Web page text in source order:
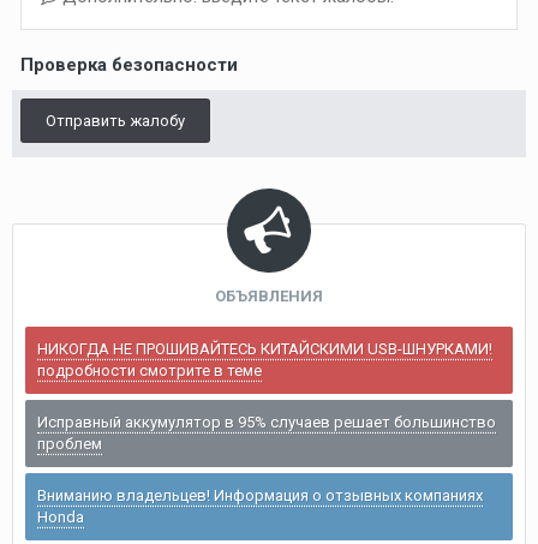
Проверка безопасности
Отправить жалобу
ОБЪЯВЛЕНИЯ
НИКОГДА НЕ ПРОШИВАЙТЕСЬ КИТАЙСКИМИ USB-ШНУРКАМИ!
подробности смотрите в теме
Исправный аккумулятор в 95% случаев решает большинство
проблем
Вниманию владельцев! Информация о отзывных компаниях
Honda